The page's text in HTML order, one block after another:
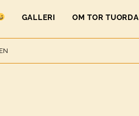
GALLERI OM TOR TUORDA